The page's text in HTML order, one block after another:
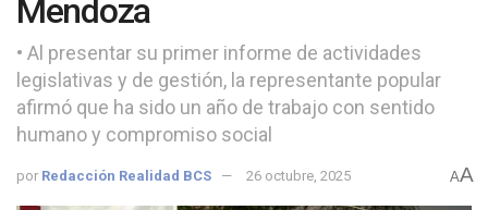
Mendoza
• Al presentar su primer informe de actividades
legislativas y de gestión, la representante popular
afirmó que ha sido un año de trabajo con sentido
humano y compromiso social
por Redacción Realidad BCS 26 octubre, 2025 AA